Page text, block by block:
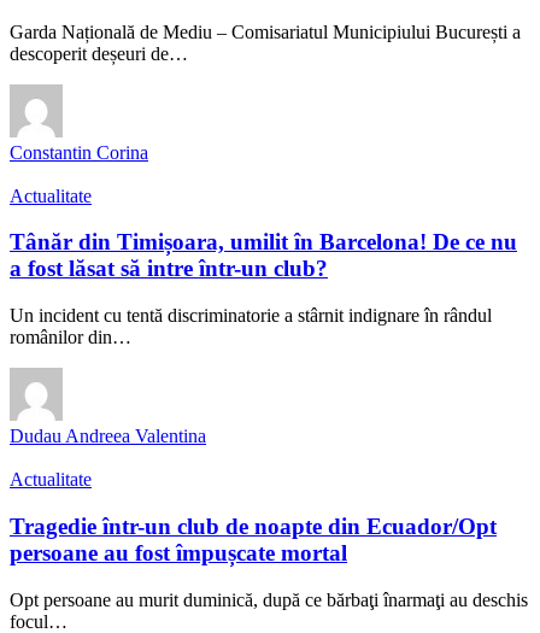
Garda Națională de Mediu – Comisariatul Municipiului București a
descoperit deșeuri de…
Constantin Corina
Actualitate
Tânăr din Timișoara, umilit în Barcelona! De ce nu
a fost lăsat să intre într-un club?
Un incident cu tentă discriminatorie a stârnit indignare în rândul
românilor din…
Dudau Andreea Valentina
Actualitate
Tragedie într-un club de noapte din Ecuador/Opt
persoane au fost împușcate mortal
Opt persoane au murit duminică, după ce bărbaţi înarmaţi au deschis
focul…